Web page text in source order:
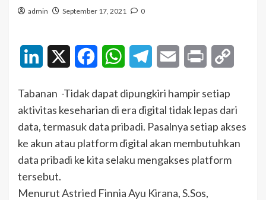
admin September 17, 2021 0
LinkedIn FacebookWhatsAppTelegramEmail Print
Tabanan -Tidak dapat dipungkiri hampir setiap
aktivitas keseharian di era digital tidak lepas dari
data, termasuk data pribadi. Pasalnya setiap akses
ke akun atau platform digital akan membutuhkan
data pribadi ke kita selaku mengakses platform
tersebut.
Menurut Astried Finnia Ayu Kirana, S.Sos,